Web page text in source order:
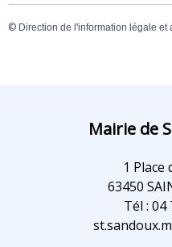
© Direction de l'information légale et
Mairie de
1 Place
63450
Tél : 04